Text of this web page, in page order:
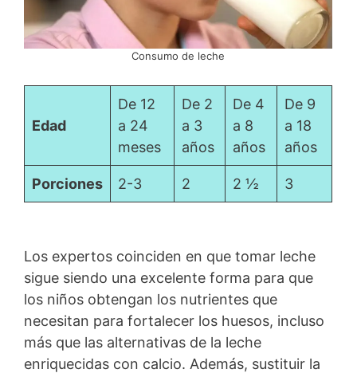
Consumo de leche
Edad
De 12
a 24
meses
De 2
a 3
años
De 4
a 8
años
De 9
a 18
años
Porciones 2-3 2 2 ½ 3
Los expertos coinciden en que tomar leche
sigue siendo una excelente forma para que
los niños obtengan los nutrientes que
necesitan para fortalecer los huesos, incluso
más que las alternativas de la leche
enriquecidas con calcio. Además, sustituir la